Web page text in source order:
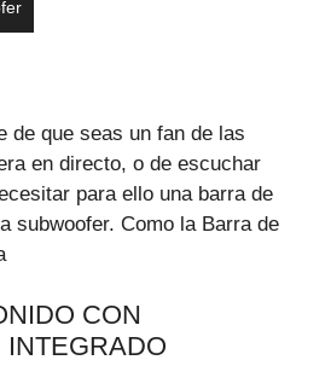
de que seas un fan de las
en directo, o de escuchar
para ello una barra de
subwoofer. Como la Barra de
CON